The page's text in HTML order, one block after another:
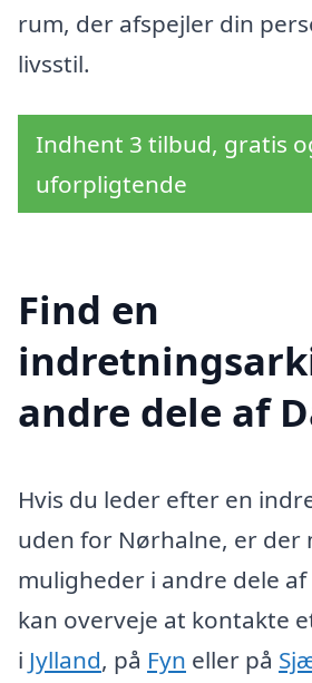
rum, der afspejler din
livsstil.
Indhent 3 tilbud, gratis
uforpligtende
Find en
andre dele af
Hvis du leder efter en
uden for Nørhalne, er der
muligheder i andre dele af
kan overveje at kontakte
i Jylland, på Fyn eller på